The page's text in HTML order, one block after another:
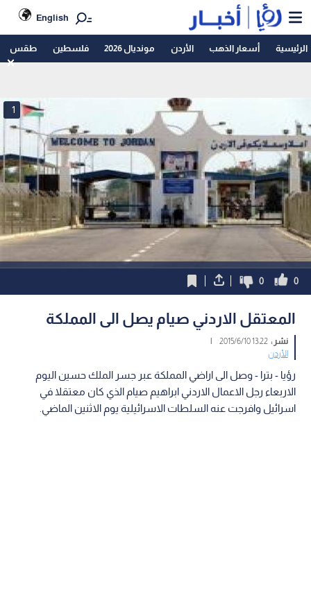
English
الرئيسية أسعار الذهب الأردن مونديال 2026 فلسطين طقس
1
0
0
المعتقل الاردني صيام يصل الى المملكة
نشر :13:22 2015/6/10
|
الأردن
رؤيا - بترا - وصل الى اراضي المملكة عبر جسر الملك حسين اليوم
الاربعاء رجل الاعمال الاردني ابراهيم صيام الذي كان معتقلا في
اسرائيل وافرجت عنه السلطات الاسرائيلية يوم الاثنين الماضي.